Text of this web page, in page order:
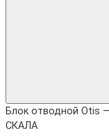
Блок отводной Otis
СКАЛА